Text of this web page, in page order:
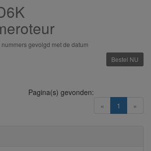
gevolgd met de datum
Bestel NU
« 1 (current)
»
Pagina(s) gevonden: